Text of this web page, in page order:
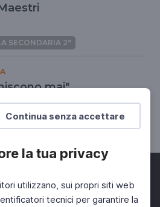
Continua senza accettare
la tua privacy
utilizzano, sui propri siti web
tecnici per garantire la
SECONDARIA 2°
mai"
Eduardo